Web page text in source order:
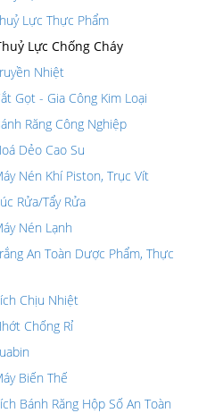
Lực Thực Phẩm
Lực Chống Cháy
Nhiệt
Gọt - Gia Công Kim Loại
Răng Công Nghiệp
Dẻo Cao Su
Nén Khí Piston, Trục Vít
Rửa/Tẩy Rửa
Nén Lạnh
An Toàn Dược Phẩm, Thực
Chịu Nhiệt
Chống Rỉ
Biến Thế
Bánh Răng Hộp Số An Toàn